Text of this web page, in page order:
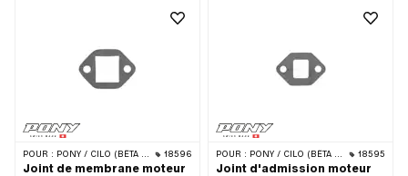
POUR : PONY / CILO (BÊTA 521 & 512) 18596
Joint de membrane moteur
POUR : PONY / CILO (BÊTA 521 & 512) 18595
Joint d'admission moteur